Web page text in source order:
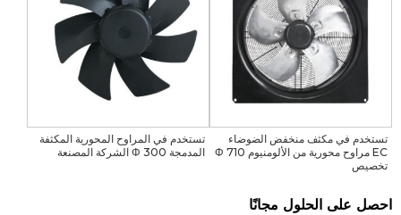
تستخدم في مكثف منخفض الضوضاء
EC مراوح محورية من الألومنيوم Φ 710
تخصيص
تستخدم في المراوح المحورية المكثفة
المدمجة Φ 300 الشركة المصنعة
احصل على الحلول مجانًا